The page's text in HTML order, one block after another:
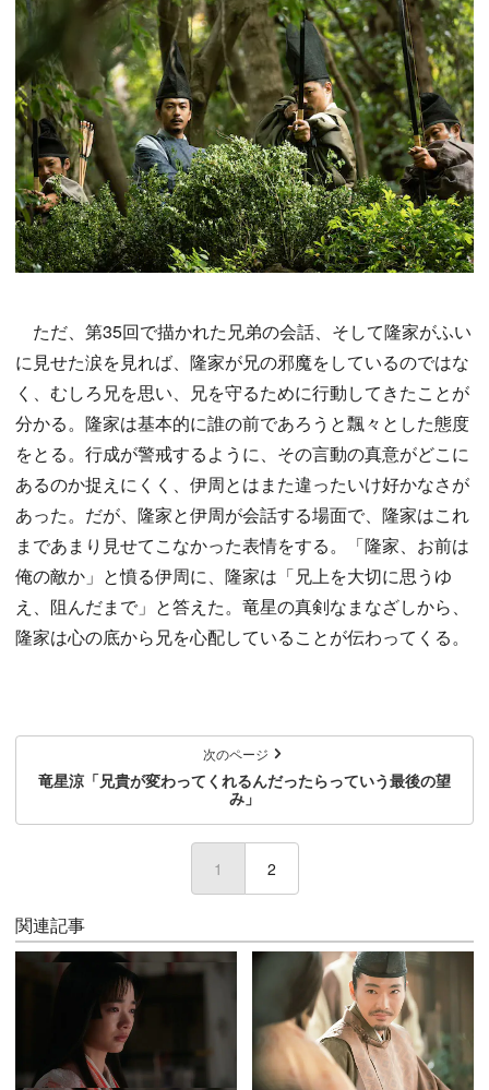
ただ、第35回で描かれた兄弟の会話、そして隆家がふい
に見せた涙を見れば、隆家が兄の邪魔をしているのではな
く、むしろ兄を思い、兄を守るために行動してきたことが
分かる。隆家は基本的に誰の前であろうと飄々とした態度
をとる。行成が警戒するように、その言動の真意がどこに
あるのか捉えにくく、伊周とはまた違ったいけ好かなさが
あった。だが、隆家と伊周が会話する場面で、隆家はこれ
まであまり見せてこなかった表情をする。「隆家、お前は
俺の敵か」と憤る伊周に、隆家は「兄上を大切に思うゆ
え、阻んだまで」と答えた。竜星の真剣なまなざしから、
隆家は心の底から兄を心配していることが伝わってくる。
次のページ
竜星涼「兄貴が変わってくれるんだったらっていう最後の望
み」
1 (current)
2
関連記事